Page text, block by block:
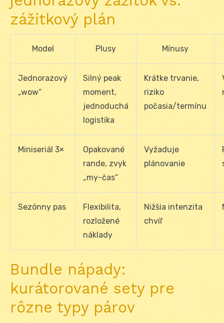
zážitkový plán
Model Plusy Mínusy
Jednorazový
„wow“
Silný peak
moment,
jednoduchá
logistika
Krátke trvanie,
riziko
počasia/termínu
Miniseriál 3×
Opakované
rande, zvyk
„my-čas“
Vyžaduje
plánovanie
Sezónny pas
Flexibilita,
rozložené
náklady
Nižšia intenzita
chvíľ
Bundle nápady:
kurátorované sety pre
rôzne typy párov